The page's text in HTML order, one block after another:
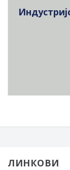
ЛИНКОВИ